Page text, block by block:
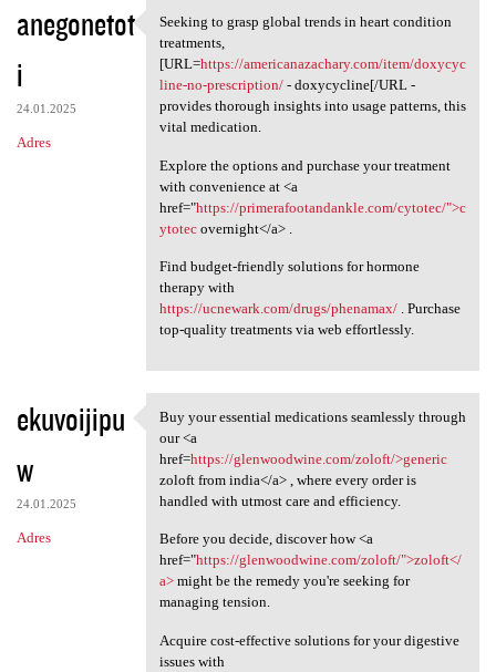
anegonetot
i
24.01.2025
Adres
Seeking to grasp global
Seeking to grasp global trends in heart condition
treatments,
[URL=https://americanazachary.com/item/doxycyc
line-no-prescription/- doxycycline[/URL -
provides thorough insights into usage patterns, this
vital medication.
Explore the options and purchase your treatment
with convenience at <a
href="https://primerafootandankle.com/cytotec/">c
ytotecovernight</a> .
Find budget-friendly solutions for hormone
therapy with
https://ucnewark.com/drugs/phenamax/. Purchase
top-quality treatments via web effortlessly.
ekuvoijipu
w
24.01.2025
Adres
Buy your essential
Buy your essential medications seamlessly through
our <a
href=https://glenwoodwine.com/zoloft/>generic
zoloft from india</a> , where every order is
handled with utmost care and efficiency.
Before you decide, discover how <a
href="https://glenwoodwine.com/zoloft/">zoloft</
a>might be the remedy you're seeking for
managing tension.
Acquire cost-effective solutions for your digestive
issues with